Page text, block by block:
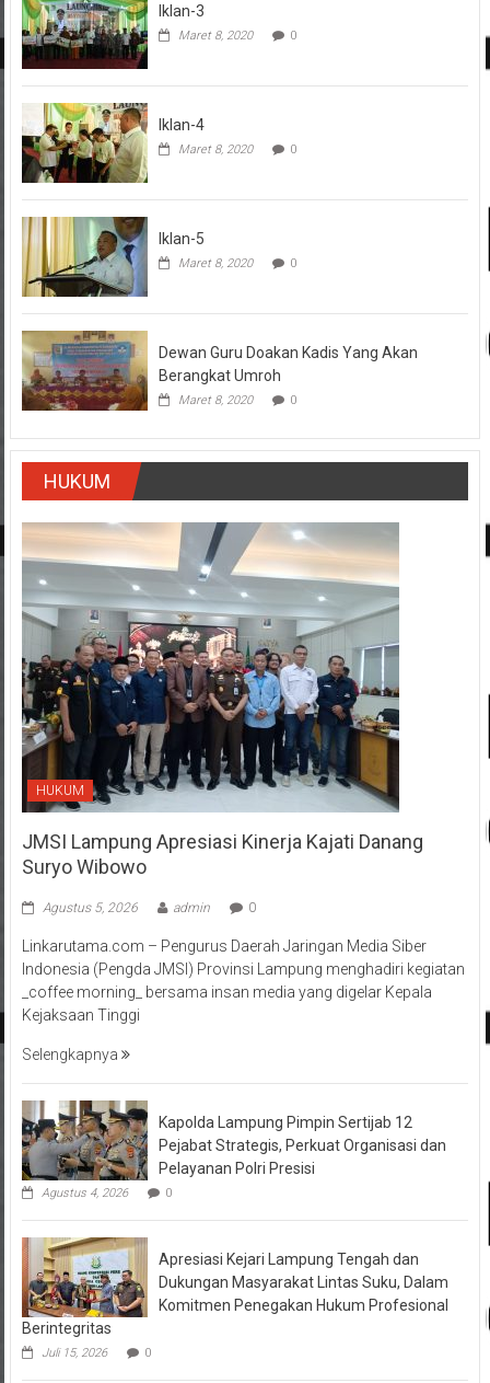
Iklan-3
Maret 8, 2020 0
Iklan-4
Maret 8, 2020 0
Iklan-5
Maret 8, 2020 0
Dewan Guru Doakan Kadis Yang Akan
Berangkat Umroh
Maret 8, 2020 0
HUKUM
HUKUM
JMSI Lampung Apresiasi Kinerja Kajati Danang
Suryo Wibowo
Agustus 5, 2026 admin 0
Linkarutama.com – Pengurus Daerah Jaringan Media Siber
Indonesia (Pengda JMSI) Provinsi Lampung menghadiri kegiatan
_coffee morning_ bersama insan media yang digelar Kepala
Kejaksaan Tinggi
Selengkapnya
Kapolda Lampung Pimpin Sertijab 12
Pejabat Strategis, Perkuat Organisasi dan
Pelayanan Polri Presisi
Agustus 4, 2026 0
Apresiasi Kejari Lampung Tengah dan
Dukungan Masyarakat Lintas Suku, Dalam
Komitmen Penegakan Hukum Profesional
Berintegritas
Juli 15, 2026 0